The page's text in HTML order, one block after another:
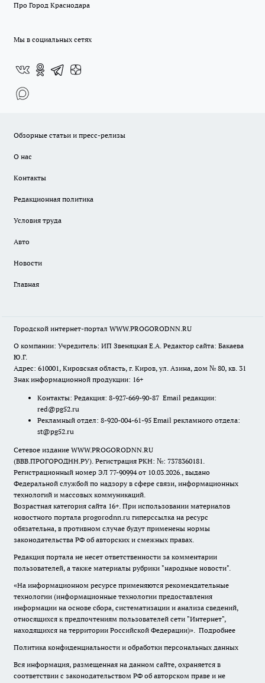
Про Город Краснодара
Мы в социальных сетях
Обзорные статьи и пресс-релизы
О нас
Контакты
Редакционная политика
Условия труда
Авто
Новости
Главная
Городской интернет-портал WWW.PROGORODNN.RU
О компании: Учредитель: ИП Звеняцкая Е.А. Редактор сайта: Бакаева
Ю.Г.
Адрес: 610001, Кировская область, г. Киров, ул. Азина, дом № 80, кв. 31
Знак информационной продукции: 16+
Контакты: Редакция: 8-927-669-90-87 Email редакции:
red@pg52.ru
Рекламный отдел: 8-920-004-61-95 Email рекламного отдела:
st@pg52.ru
Сетевое издание WWW.PROGORODNN.RU
(ВВВ.ПРОГОРОДНН.РУ). Регистрация РКН: №: 7378360181.
Регистрационный номер ЭЛ 77-90994 от 10.03.2026., выдано
Федеральной службой по надзору в сфере связи, информационных
технологий и массовых коммуникаций.
Возрастная категория сайта 16+. При использовании материалов
новостного портала progorodnn.ru гиперссылка на ресурс
обязательна, в противном случае будут применены нормы
законодательства РФ об авторских и смежных правах.
Редакция портала не несет ответственности за комментарии
пользователей, а также материалы рубрики "народные новости".
«На информационном ресурсе применяются рекомендательные
технологии (информационные технологии предоставления
информации на основе сбора, систематизации и анализа сведений,
относящихся к предпочтениям пользователей сети "Интернет",
находящихся на территории Российской Федерации)». Подробнее
Политика конфиденциальности и обработки персональных данных
Вся информация, размещенная на данном сайте, охраняется в
соответствии с законодательством РФ об авторском праве и не